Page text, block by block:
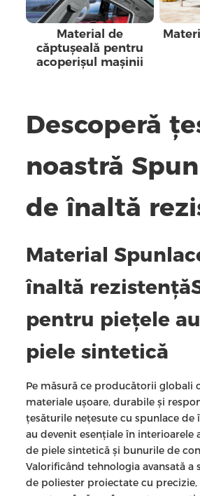
Material de
căptușeală pentru
acoperișul mașinii
Descoperă
noastră
de înaltă
Material
înaltă rezistență
pentru piețele
piele sintetică
Pe măsură ce producătorii globali
materiale ușoare, durabile și
țesăturile nețesute cu spunlace de
au devenit esențiale în interioarele
de piele sintetică și bunurile de
Valorificând tehnologia avansată a
de poliester proiectate cu